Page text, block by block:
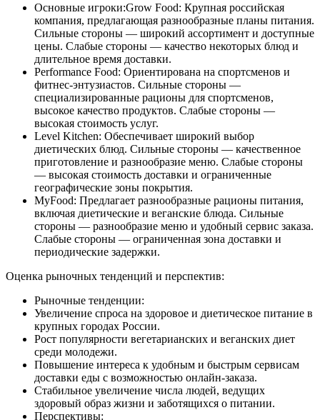
Основные игроки:Grow Food: Крупная российская
компания, предлагающая разнообразные планы питания.
Сильные стороны — широкий ассортимент и доступные
цены. Слабые стороны — качество некоторых блюд и
длительное время доставки.
Performance Food: Ориентирована на спортсменов и
фитнес-энтузиастов. Сильные стороны —
специализированные рационы для спортсменов,
высокое качество продуктов. Слабые стороны —
высокая стоимость услуг.
Level Kitchen: Обеспечивает широкий выбор
диетических блюд. Сильные стороны — качественное
приготовление и разнообразие меню. Слабые стороны
— высокая стоимость доставки и ограниченные
географические зоны покрытия.
MyFood: Предлагает разнообразные рационы питания,
включая диетические и веганские блюда. Сильные
стороны — разнообразие меню и удобный сервис заказа.
Слабые стороны — ограниченная зона доставки и
периодические задержки.
Оценка рыночных тенденций и перспектив:
Рыночные тенденции:
Увеличение спроса на здоровое и диетическое питание в
крупных городах России.
Рост популярности вегетарианских и веганских диет
среди молодежи.
Повышение интереса к удобным и быстрым сервисам
доставки еды с возможностью онлайн-заказа.
Стабильное увеличение числа людей, ведущих
здоровый образ жизни и заботящихся о питании.
Перспективы: